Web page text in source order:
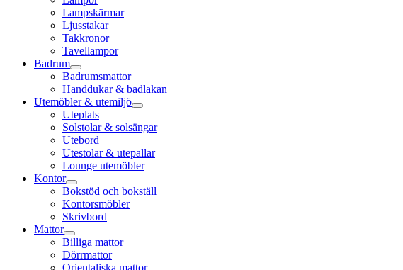
Lampskärmar
Ljusstakar
Takkronor
Tavellampor
Badrum
Badrumsmattor
Handdukar & badlakan
Utemöbler & utemiljö
Uteplats
Solstolar & solsängar
Utebord
Utestolar & utepallar
Lounge utemöbler
Kontor
Bokstöd och bokställ
Kontorsmöbler
Skrivbord
Mattor
Billiga mattor
Dörrmattor
Orientaliska mattor